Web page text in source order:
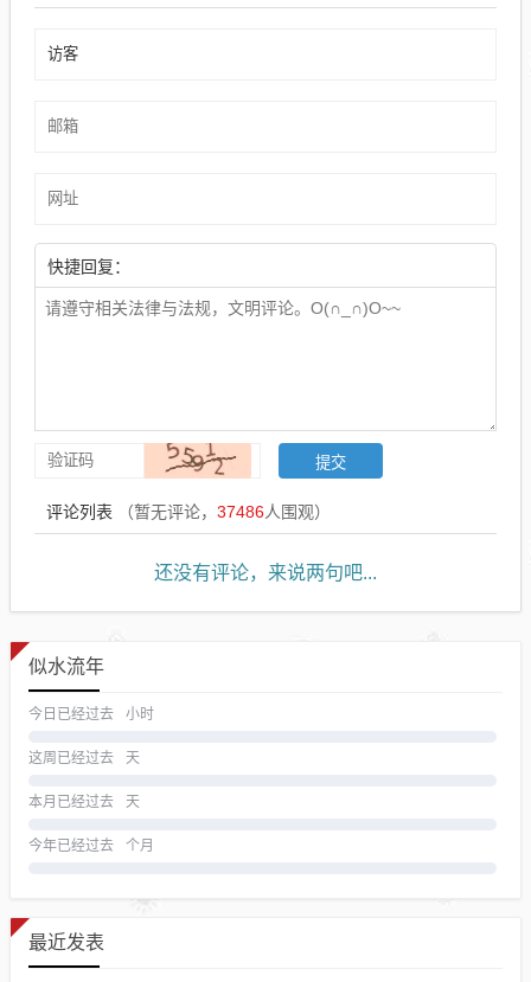
快捷回复：
评论列表 （暂无评论， 37486人围观）
还没有评论，来说两句吧...
似水流年
今日已经过去 小时
这周已经过去 天
本月已经过去 天
今年已经过去 个月
最近发表